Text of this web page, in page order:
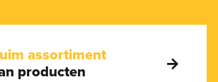
assortiment
producten